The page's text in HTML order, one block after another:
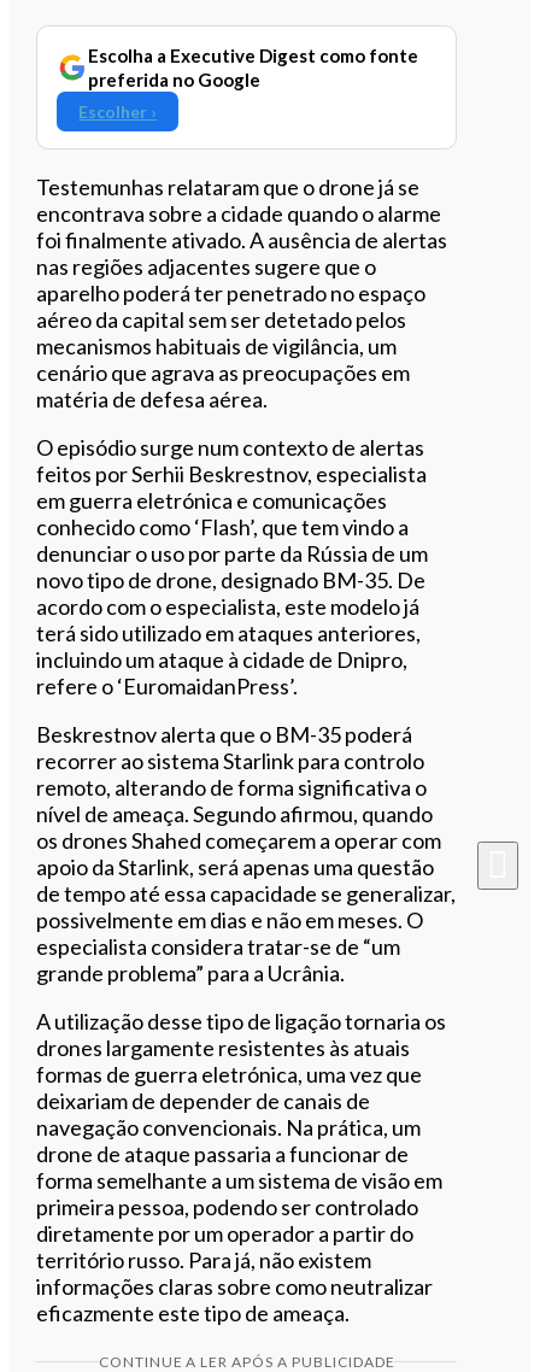
Escolha a Executive Digest como fonte
preferida no Google
Escolher ›
Testemunhas relataram que o drone já se
encontrava sobre a cidade quando o alarme
foi finalmente ativado. A ausência de alertas
nas regiões adjacentes sugere que o
aparelho poderá ter penetrado no espaço
aéreo da capital sem ser detetado pelos
mecanismos habituais de vigilância, um
cenário que agrava as preocupações em
matéria de defesa aérea.
O episódio surge num contexto de alertas
feitos por Serhii Beskrestnov, especialista
em guerra eletrónica e comunicações
conhecido como ‘Flash’, que tem vindo a
denunciar o uso por parte da Rússia de um
novo tipo de drone, designado BM-35. De
acordo com o especialista, este modelo já
terá sido utilizado em ataques anteriores,
incluindo um ataque à cidade de Dnipro,
refere o ‘EuromaidanPress’.
Beskrestnov alerta que o BM-35 poderá
recorrer ao sistema Starlink para controlo
remoto, alterando de forma significativa o
nível de ameaça. Segundo afirmou, quando
os drones Shahed começarem a operar com
apoio da Starlink, será apenas uma questão
de tempo até essa capacidade se generalizar,
possivelmente em dias e não em meses. O
especialista considera tratar-se de “um
grande problema” para a Ucrânia.
A utilização desse tipo de ligação tornaria os
drones largamente resistentes às atuais
formas de guerra eletrónica, uma vez que
deixariam de depender de canais de
navegação convencionais. Na prática, um
drone de ataque passaria a funcionar de
forma semelhante a um sistema de visão em
primeira pessoa, podendo ser controlado
diretamente por um operador a partir do
território russo. Para já, não existem
informações claras sobre como neutralizar
eficazmente este tipo de ameaça.
CONTINUE A LER APÓS A PUBLICIDADE